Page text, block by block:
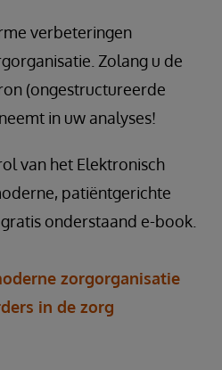
verbeteringen
Zolang u de
(ongestructureerde
in uw analyses!
van het Elektronisch
patiëntgerichte
onderstaand e-book.
zorgorganisatie
in de zorg